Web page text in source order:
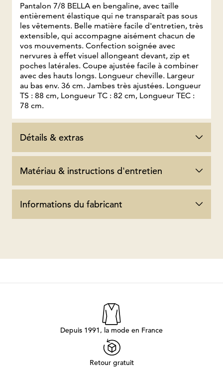
Pantalon 7/8 BELLA en bengaline, avec taille
entièrement élastique qui ne transparaît pas sous
les vêtements. Belle matière facile d'entretien, très
extensible, qui accompagne aisément chacun de
vos mouvements. Confection soignée avec
nervures à effet visuel allongeant devant, zip et
poches latérales. Coupe ajustée facile à combiner
avec des hauts longs. Longueur cheville. Largeur
au bas env. 36 cm. Jambes très ajustées. Longueur
TS : 88 cm, Longueur TC : 82 cm, Longueur TEC :
78 cm.
Détails & extras
Matériau & instructions d'entretien
Informations du fabricant
Depuis 1991, la mode en France
Retour gratuit